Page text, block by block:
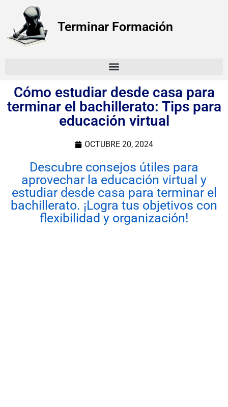
Terminar Formación
Cómo estudiar desde casa para
terminar el bachillerato: Tips para
educación virtual
OCTUBRE 20, 2024
Descubre consejos útiles para
aprovechar la educación virtual y
estudiar desde casa para terminar el
bachillerato. ¡Logra tus objetivos con
flexibilidad y organización!